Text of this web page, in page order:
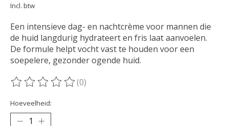
Incl. btw
Een intensieve dag- en nachtcrème voor mannen die
de huid langdurig hydrateert en fris laat aanvoelen.
De formule helpt vocht vast te houden voor een
soepelere, gezonder ogende huid.
De beoordeling van dit product is
(0)
Hoeveelheid: